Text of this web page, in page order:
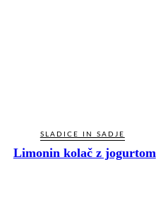
SLADICE IN SADJE
Limonin kolač z jogurtom